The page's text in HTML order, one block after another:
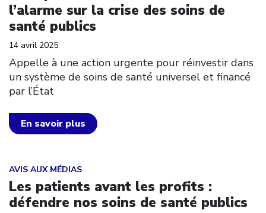
l’alarme sur la crise des soins de
santé publics
14 avril 2025
Appelle à une action urgente pour réinvestir dans
un système de soins de santé universel et financé
par l’État
En savoir plus
AVIS AUX MÉDIAS
Les patients avant les profits :
défendre nos soins de santé publics
Click to open the link